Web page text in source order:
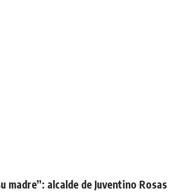
madre”: alcalde de Juventino Rosas